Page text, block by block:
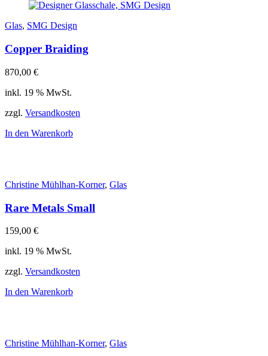
Glas, SMG Design
Copper Braiding
870,00 €
inkl. 19 % MwSt.
zzgl. Versandkosten
In den Warenkorb
Christine Mühlhan-Korner, Glas
Rare Metals Small
159,00 €
inkl. 19 % MwSt.
zzgl. Versandkosten
In den Warenkorb
Christine Mühlhan-Korner, Glas